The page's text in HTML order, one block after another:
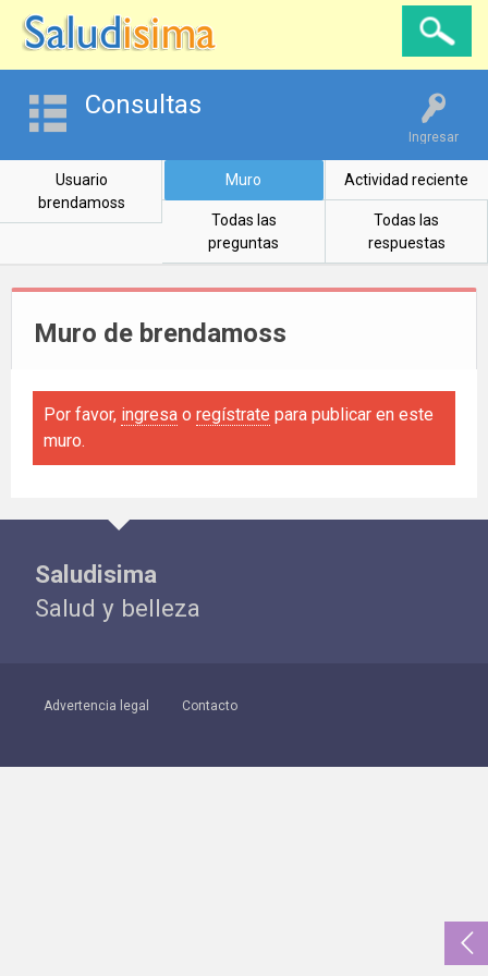
Ingresar
Consultas
Usuario
brendamoss
Muro Actividad reciente
Todas las
preguntas
Todas las
respuestas
Muro de brendamoss
Por favor, ingresa o regístrate para publicar en este
muro.
Saludisima
Salud y belleza
Advertencia legal Contacto